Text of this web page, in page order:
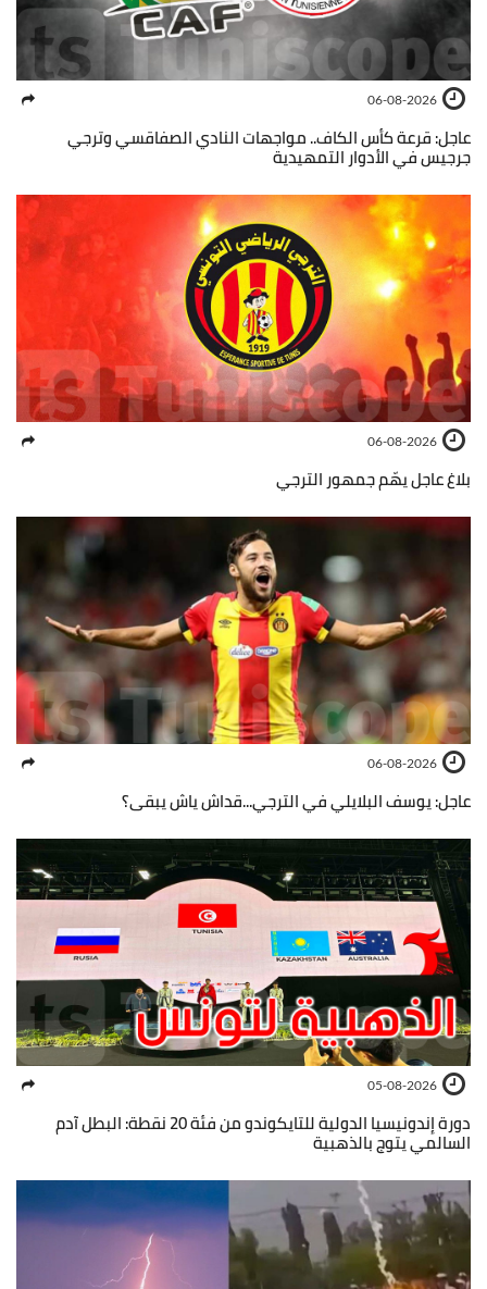
06-08-2026
عاجل: قرعة كأس الكاف.. مواجهات النادي الصفاقسي وترجي
جرجيس في الأدوار التمهيدية
06-08-2026
بلاغ عاجل يهّم جمهور الترجي
06-08-2026
عاجل: يوسف البلايلي في الترجي...قداش ياش يبقى؟
05-08-2026
دورة إندونيسيا الدولية للتايكوندو من فئة 20 نقطة: البطل آدم
السالمي يتوج بالذهبية